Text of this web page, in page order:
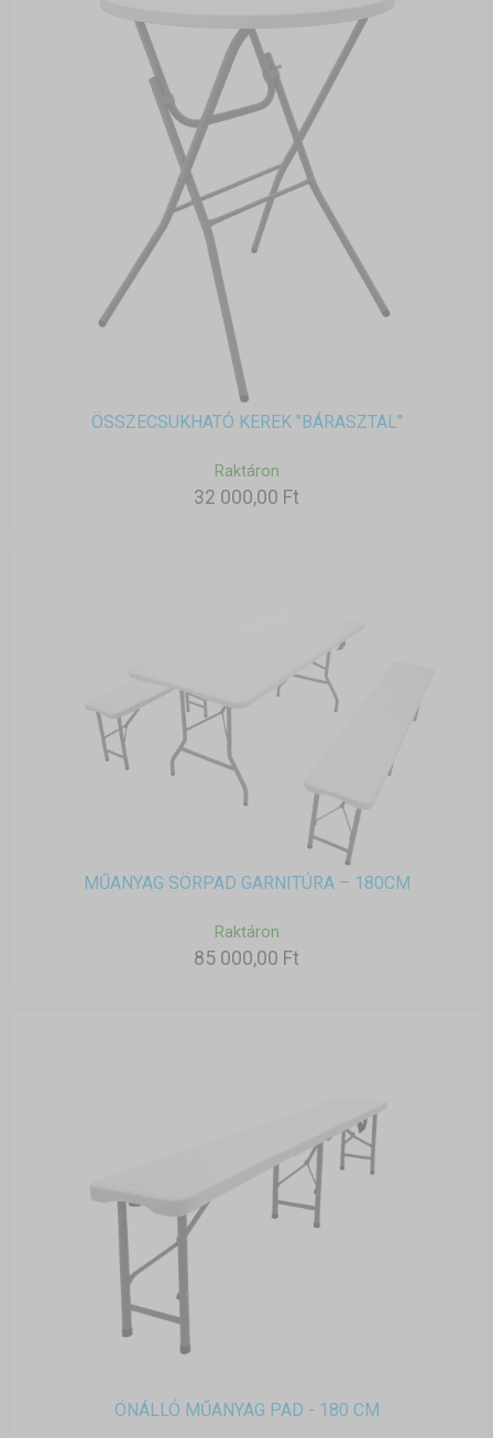
ÖSSZECSUKHATÓ KEREK "BÁRASZTAL"
Raktáron
32 000,00 Ft
MŰANYAG SÖRPAD GARNITÚRA – 180CM
Raktáron
85 000,00 Ft
ÖNÁLLÓ MŰANYAG PAD - 180 CM